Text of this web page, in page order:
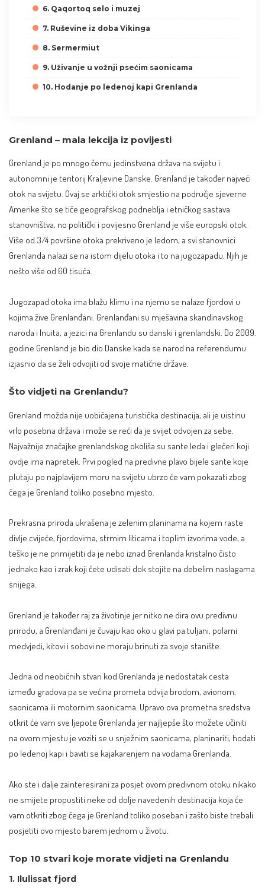
6. Qaqortoq selo i muzej
7. Ruševine iz doba Vikinga
8. Sermermiut
9. Uživanje u vožnji psećim saonicama
10. Hodanje po ledenoj kapi Grenlanda
Grenland – mala lekcija iz povijesti
Grenland je po mnogo čemu jedinstvena država na svijetu i
autonomni je teritorij Kraljevine Danske. Grenland je također najveći
otok na svijetu. Ovaj se arktički otok smjestio na područje sjeverne
Amerike što se tiče geografskog podneblja i etničkog sastava
stanovništva, no politički i povijesno Grenland je više europski otok.
Više od 3/4 površine otoka prekriveno je ledom, a svi stanovnici
Grenlanda nalazi se na istom dijelu otoka i to na jugozapadu. Njih je
nešto više od 60 tisuća.
Jugozapad otoka ima blažu klimu i na njemu se nalaze fjordovi u
kojima žive Grenlanđani. Grenlanđani su mješavina skandinavskog
naroda i Inuita, a jezici na Grenlandu su danski i grenlandski. Do 2009.
godine Grenland je bio dio Danske kada se narod na referendumu
izjasnio da se želi odvojiti od svoje matične države.
Što vidjeti na Grenlandu?
Grenland možda nije uobičajena turistička destinacija, ali je uistinu
vrlo posebna država i može se reći da je svijet odvojen za sebe.
Najvažnije značajke grenlandskog okoliša su sante leda i glečeri koji
ovdje ima napretek. Prvi pogled na predivne plavo bijele sante koje
plutaju po najplavijem moru na svijetu ubrzo će vam pokazati zbog
čega je Grenland toliko posebno mjesto.
Prekrasna priroda ukrašena je zelenim planinama na kojem raste
divlje cvijeće, fjordovima, strmim liticama i toplim izvorima vode, a
teško je ne primijetiti da je nebo iznad Grenlanda kristalno čisto
jednako kao i zrak koji ćete udisati dok stojite na debelim naslagama
snijega.
Grenland je također raj za životinje jer nitko ne dira ovu predivnu
prirodu, a Grenlanđani je čuvaju kao oko u glavi pa tuljani, polarni
medvjedi, kitovi i sobovi ne moraju brinuti za svoje stanište.
Jedna od neobičnih stvari kod Grenlanda je nedostatak cesta
između gradova pa se većina prometa odvija brodom, avionom,
saonicama ili motornim saonicama. Upravo ova prometna sredstva
otkrit će vam sve ljepote Grenlanda jer najljepše što možete učiniti
na ovom mjestu je voziti se u snježnim saonicama, planinariti, hodati
po ledenoj kapi i baviti se kajakarenjem na vodama Grenlanda.
Ako ste i dalje zainteresirani za posjet ovom predivnom otoku nikako
ne smijete propustiti neke od dolje navedenih destinacija koja će
vam otkriti zbog čega je Grenland toliko poseban i zašto biste trebali
posjetiti ovo mjesto barem jednom u životu.
Top 10 stvari koje morate vidjeti na Grenlandu
1. Ilulissat fjord